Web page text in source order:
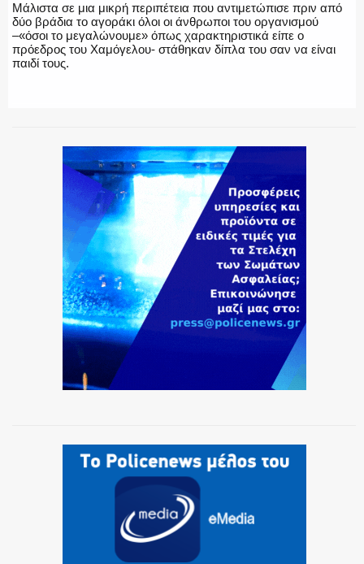
Η ΦΩΝΗ ΣΟΥ
ΟΜΑΔΕΣ ΕΛ.ΑΣ.
Μάλιστα σε μια μικρή περιπέτεια που αντιμετώπισε πριν από
δύο βράδια το αγοράκι όλοι οι άνθρωποι του οργανισμού
–«όσοι το μεγαλώνουμε» όπως χαρακτηριστικά είπε ο
πρόεδρος του Χαμόγελου- στάθηκαν δίπλα του σαν να είναι
παιδί τους.